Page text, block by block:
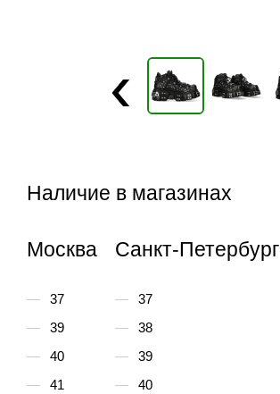
Наличие в магазинах
Москва
37
39
40
41
Санкт-Петербург
37
38
39
40